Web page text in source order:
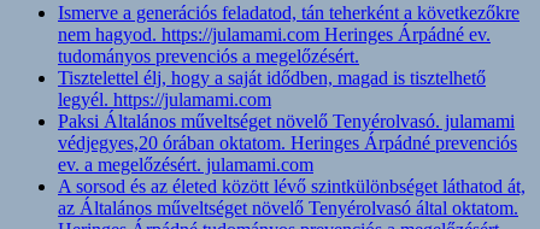
Ismerve a generációs feladatod, tán teherként a következőkre
nem hagyod. https://julamami.com Heringes Árpádné ev.
tudományos prevenciós a megelőzésért.
Tisztelettel élj, hogy a saját idődben, magad is tisztelhető
legyél. https://julamami.com
Paksi Általános műveltséget növelő Tenyérolvasó. julamami
védjegyes,20 órában oktatom. Heringes Árpádné prevenciós
ev. a megelőzésért. julamami.com
A sorsod és az életed között lévő szintkülönbséget láthatod át,
az Általános műveltséget növelő Tenyérolvasó által oktatom.